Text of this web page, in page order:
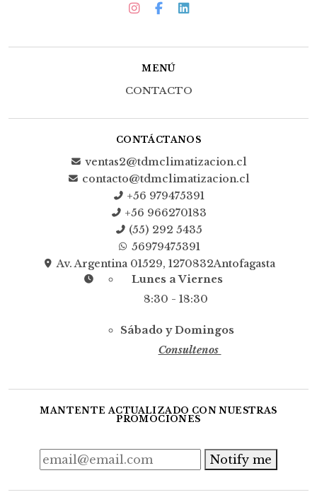
MENÚ
CONTACTO
CONTÁCTANOS
ventas2@tdmclimatizacion.cl
contacto@tdmclimatizacion.cl
+56 979475391
+56 966270183
(55) 292 5435
56979475391
Av. Argentina 01529, 1270832Antofagasta
Lunes a Viernes
8:30 - 18:30
Sábado y Domingos
Consultenos
MANTENTE ACTUALIZADO CON NUESTRAS
PROMOCIONES
Notify me